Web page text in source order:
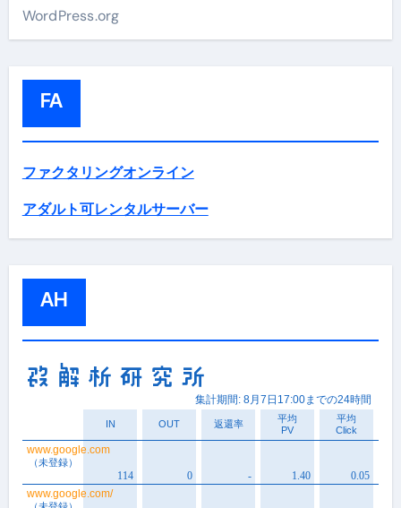
WordPress.org
FA
ファクタリングオンライン
アダルト可レンタルサーバー
AH